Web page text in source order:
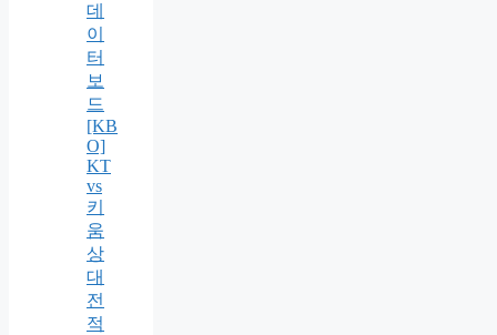
데
이
터
보
드
[KB
O]
KT
vs
키
움
상
대
전
적